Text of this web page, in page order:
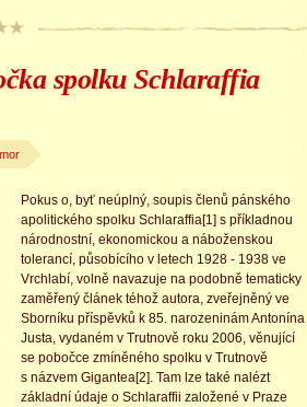
spolku Schlaraffia
Pokus o, byť neúplný, soupis členů pánského
apolitického spolku Schlaraffia[1] s příkladnou
národnostní, ekonomickou a náboženskou
tolerancí, působícího v letech 1928 - 1938 ve
Vrchlabí, volně navazuje na podobně tematicky
zaměřený článek téhož autora, zveřejněný ve
Sborníku příspěvků k 85. narozeninám Antonína
Justa, vydaném v Trutnově roku 2006, věnující
se pobočce zmíněného spolku v Trutnově
s názvem Gigantea[2]. Tam lze také nalézt
základní údaje o Schlaraffii založené v Praze